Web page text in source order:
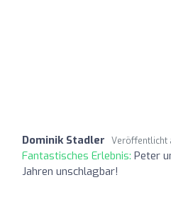
Dominik Stadler Veröffentlicht
Fantastisches Erlebnis: Peter
Jahren unschlagbar!